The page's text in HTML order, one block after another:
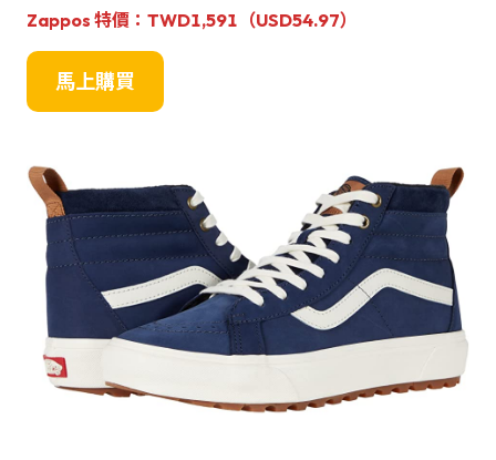
Zappos 特價： TWD1,591（USD54.97）
馬上購買